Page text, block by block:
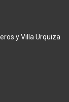
y Villa Urquiza